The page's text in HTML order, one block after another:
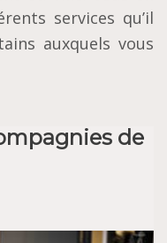
services qu’il
auxquels vous
de